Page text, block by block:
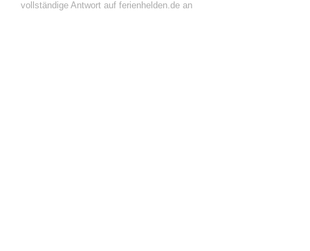
vollständige Antwort auf ferienhelden.de an